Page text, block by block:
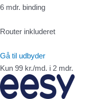
6 mdr. binding
Router inkluderet
Gå til udbyder
Kun 99 kr./md. i 2 mdr.